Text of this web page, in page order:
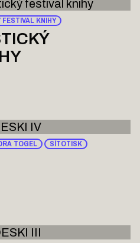
KNIHY
TOGEL SÍTOTISK